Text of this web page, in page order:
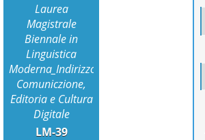
Laurea
Magistrale
Biennale in
Linguistica
Moderna_Indirizzo
Comuniczione,
Editoria e Cultura
Digitale
LM-39